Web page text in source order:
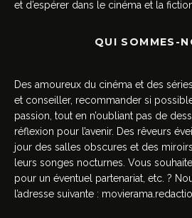
et d’espérer dans le cinéma et la
QUI SOMMES-
Des amoureux du cinéma et des
et conseiller, recommander si
passion, tout en n’oubliant pas de
réflexion pour l’avenir. Des rêveurs
jour des salles obscures et des
leurs songes nocturnes. Vous
pour un éventuel partenariat, etc. ?
l’adresse suivante :